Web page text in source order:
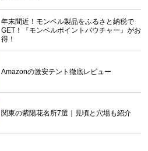
年末間近！モンベル製品をふるさと納税で
GET！『モンベルポイントバウチャー』がお
得！
Amazonの激安テント徹底レビュー
関東の紫陽花名所7選｜見頃と穴場も紹介